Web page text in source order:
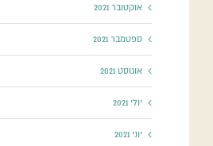
אוקטובר 2021
ספטמבר 2021
אוגוסט 2021
יולי 2021
יוני 2021